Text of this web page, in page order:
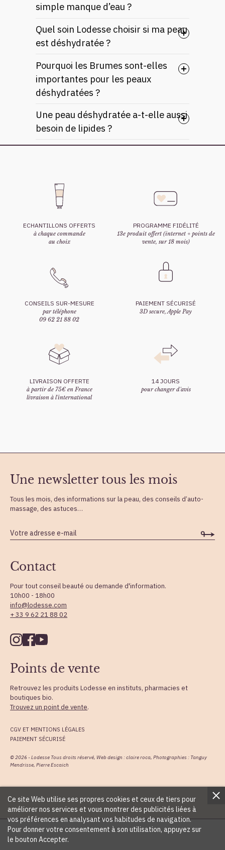
simple manque d’eau ?
Quel soin Lodesse choisir si ma peau
est déshydratée ?
Pourquoi les Brumes sont-elles
importantes pour les peaux
déshydratées ?
Une peau déshydratée a-t-elle aussi
besoin de lipides ?
ECHANTILLONS OFFERTS
à chaque commande
au choix
PROGRAMME FIDÉLITÉ
13e produit offert (internet + points de
vente, sur 18 mois)
CONSEILS SUR-MESURE
par téléphone
09 62 21 88 02
PAIEMENT SÉCURISÉ
3D secure, Apple Pay
LIVRAISON OFFERTE
à partir de 75€ en France
livraison à l'international
14 JOURS
pour changer d'avis
Contact
Pour tout conseil beauté ou demande d'information.
10h00 - 18h00
info@lodesse.com
+ 33 9 62 21 88 02
Points de vente
Retrouvez les produits Lodesse en instituts, pharmacies et
boutiques bio.
Trouvez un point de vente.
Une newsletter tous les mois
Tous les mois, des informations sur la peau, des conseils d’auto-
massage, des astuces…
Ce site Web utilise ses propres cookies et ceux de tiers pour
améliorer nos services et vous montrer des publicités liées à
vos préférences en analysant vos habitudes de navigation.
Pour donner votre consentement à son utilisation, appuyez sur
le bouton Accepter.
CGV ET MENTIONS LÉGALES
PAIEMENT SÉCURISÉ
© 2026 - Lodesse Tous droits réservé, Web design : claire roca, Photographies : Tanguy
Mendrisse, Pierre Escaich